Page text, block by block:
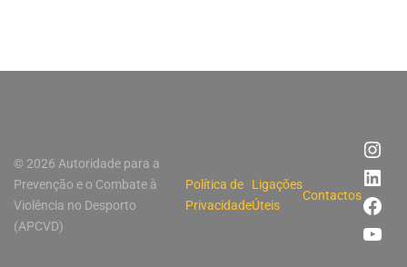
© 2026 Autoridade para a
Prevenção e o Combate à
Violência no Desporto
(APCVD)
Política de
Privacidade
Ligações
Úteis
Contactos